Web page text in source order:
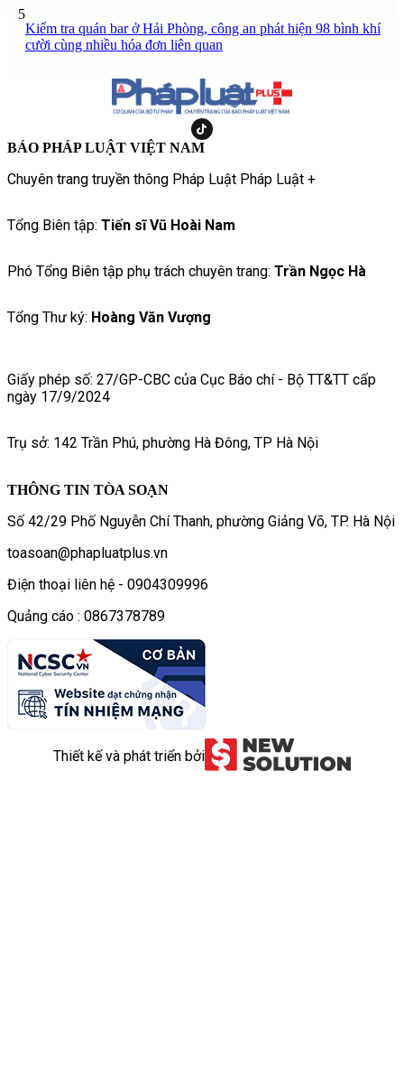
5
Kiểm tra quán bar ở Hải Phòng, công an phát hiện 98 bình khí
cười cùng nhiều hóa đơn liên quan
BÁO PHÁP LUẬT VIỆT NAM
Chuyên trang truyền thông Pháp Luật Pháp Luật +
Tổng Biên tập: Tiến sĩ Vũ Hoài Nam
Phó Tổng Biên tập phụ trách chuyên trang: Trần Ngọc Hà
Tổng Thư ký: Hoàng Văn Vượng
Giấy phép số: 27/GP-CBC của Cục Báo chí - Bộ TT&TT cấp
ngày 17/9/2024
Trụ sở: 142 Trần Phú, phường Hà Đông, TP Hà Nội
THÔNG TIN TÒA SOẠN
Số 42/29 Phố Nguyễn Chí Thanh, phường Giảng Võ, TP. Hà Nội
toasoan@phapluatplus.vn
Điện thoại liên hệ - 0904309996
Quảng cáo : 0867378789
Thiết kế và phát triển bởi